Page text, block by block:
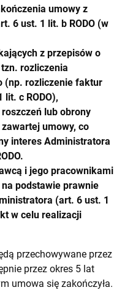
umowy z
6 ust. 1 lit. b RODO (w
z przepisów o
rozliczenia
(np. rozliczenie faktur
c RODO),
lub obrony
umowy, co
interes Administratora
i jego pracownikami
podstawie prawnie
(art. 6 ust. 1
w celu realizacji
przechowywane przez
przez okres 5 lat
umowa się zakończyła.